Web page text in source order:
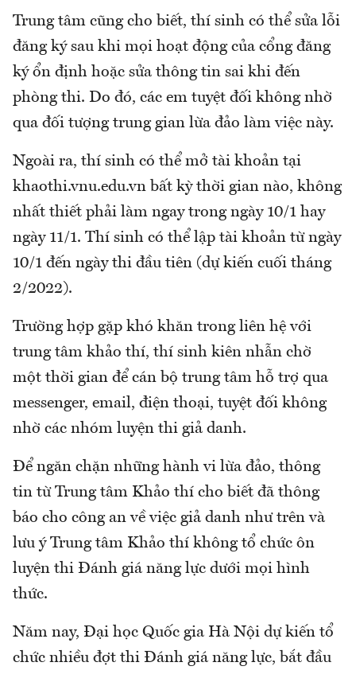
Trung tâm cũng cho biết, thí sinh có thể sửa lỗi
đăng ký sau khi mọi hoạt động của cổng đăng
ký ổn định hoặc sửa thông tin sai khi đến
phòng thi. Do đó, các em tuyệt đối không nhờ
qua đối tượng trung gian lừa đảo làm việc này.
Ngoài ra, thí sinh có thể mở tài khoản tại
khaothi.vnu.edu.vn bất kỳ thời gian nào, không
nhất thiết phải làm ngay trong ngày 10/1 hay
ngày 11/1. Thí sinh có thể lập tài khoản từ ngày
10/1 đến ngày thi đầu tiên (dự kiến cuối tháng
2/2022).
Trường hợp gặp khó khăn trong liên hệ với
trung tâm khảo thí, thí sinh kiên nhẫn chờ
một thời gian để cán bộ trung tâm hỗ trợ qua
messenger, email, điện thoại, tuyệt đối không
nhờ các nhóm luyện thi giả danh.
Để ngăn chặn những hành vi lừa đảo, thông
tin từ Trung tâm Khảo thí cho biết đã thông
báo cho công an về việc giả danh như trên và
lưu ý Trung tâm Khảo thí không tổ chức ôn
luyện thi Đánh giá năng lực dưới mọi hình
thức.
Năm nay, Đại học Quốc gia Hà Nội dự kiến tổ
chức nhiều đợt thi Đánh giá năng lực, bắt đầu